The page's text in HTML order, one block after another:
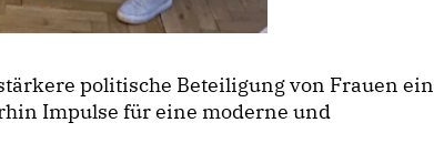
politische Beteiligung von Frauen ein
Impulse für eine moderne und